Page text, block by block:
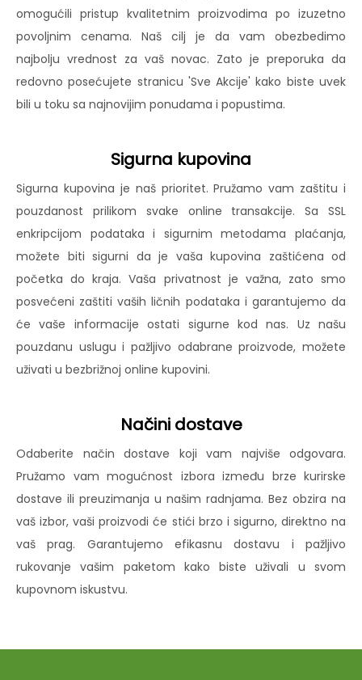
omogućili pristup kvalitetnim proizvodima po izuzetno
povoljnim cenama. Naš cilj je da vam obezbedimo
najbolju vrednost za vaš novac. Zato je preporuka da
redovno posećujete stranicu 'Sve Akcije' kako biste uvek
bili u toku sa najnovijim ponudama i popustima.
Sigurna kupovina
Sigurna kupovina je naš prioritet. Pružamo vam zaštitu i
pouzdanost prilikom svake online transakcije. Sa SSL
enkripcijom podataka i sigurnim metodama plaćanja,
možete biti sigurni da je vaša kupovina zaštićena od
početka do kraja. Vaša privatnost je važna, zato smo
posvećeni zaštiti vaših ličnih podataka i garantujemo da
će vaše informacije ostati sigurne kod nas. Uz našu
pouzdanu uslugu i pažljivo odabrane proizvode, možete
uživati u bezbrižnoj online kupovini.
Načini dostave
Odaberite način dostave koji vam najviše odgovara.
Pružamo vam mogućnost izbora između brze kurirske
dostave ili preuzimanja u našim radnjama. Bez obzira na
vaš izbor, vaši proizvodi će stići brzo i sigurno, direktno na
vaš prag. Garantujemo efikasnu dostavu i pažljivo
rukovanje vašim paketom kako biste uživali u svom
kupovnom iskustvu.